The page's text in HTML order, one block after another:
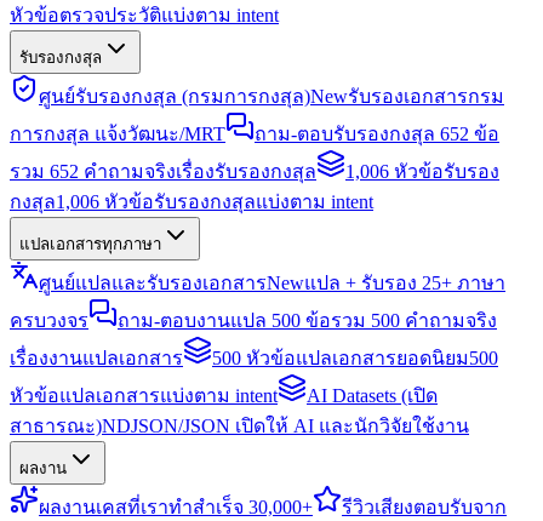
หัวข้อตรวจประวัติแบ่งตาม intent
รับรองกงสุล
ศูนย์รับรองกงสุล (กรมการกงสุล)Newรับรองเอกสารกรม
การกงสุล แจ้งวัฒนะ/MRT
ถาม-ตอบรับรองกงสุล 652 ข้อ
รวม 652 คำถามจริงเรื่องรับรองกงสุล
1,006 หัวข้อรับรอง
กงสุล1,006 หัวข้อรับรองกงสุลแบ่งตาม intent
แปลเอกสารทุกภาษา
ศูนย์แปลและรับรองเอกสารNewแปล + รับรอง 25+ ภาษา
ครบวงจร
ถาม-ตอบงานแปล 500 ข้อรวม 500 คำถามจริง
เรื่องงานแปลเอกสาร
500 หัวข้อแปลเอกสารยอดนิยม500
หัวข้อแปลเอกสารแบ่งตาม intent
AI Datasets (เปิด
สาธารณะ)NDJSON/JSON เปิดให้ AI และนักวิจัยใช้งาน
ผลงาน
ผลงานเคสที่เราทำสำเร็จ 30,000+ รีวิวเสียงตอบรับจาก